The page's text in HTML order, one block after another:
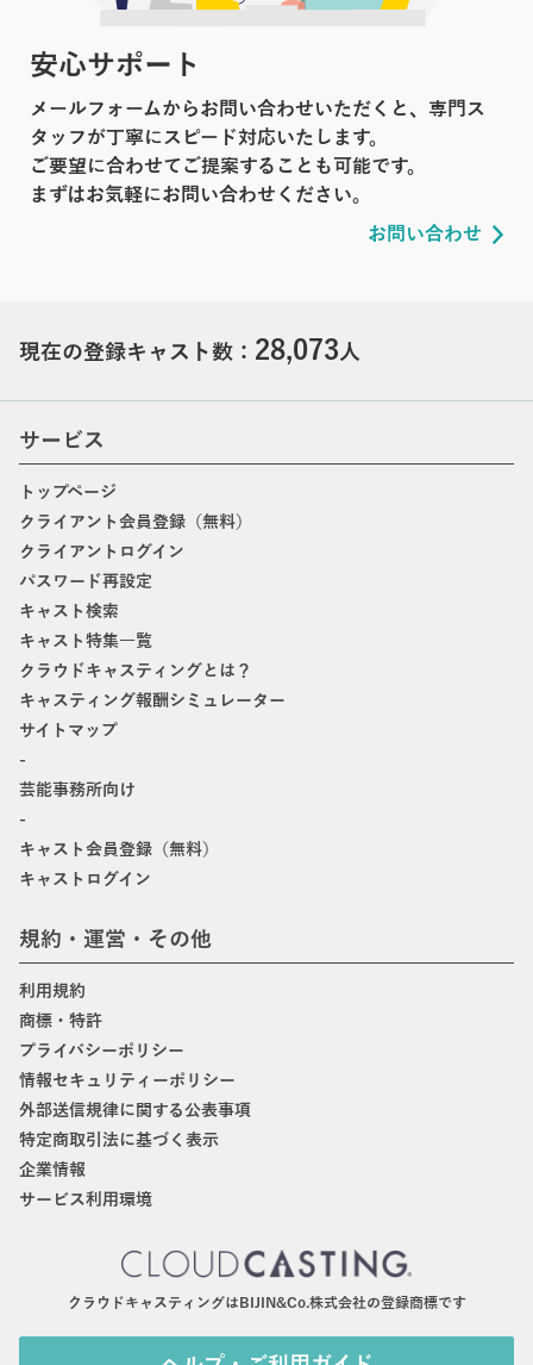
安心サポート
メールフォームからお問い合わせいただくと、専門ス
タッフが丁寧にスピード対応いたします。
ご要望に合わせてご提案することも可能です。
まずはお気軽にお問い合わせください。
お問い合わせ
現在の登録キャスト数： 28,073人
サービス
トップページ
クライアント会員登録（無料）
クライアントログイン
パスワード再設定
キャスト検索
キャスト特集一覧
クラウドキャスティングとは？
キャスティング報酬シミュレーター
サイトマップ
-
芸能事務所向け
-
キャスト会員登録（無料）
キャストログイン
規約・運営・その他
利用規約
商標・特許
プライバシーポリシー
情報セキュリティーポリシー
外部送信規律に関する公表事項
特定商取引法に基づく表示
企業情報
サービス利用環境
クラウドキャスティングはBIJIN&Co.株式会社の登録商標です